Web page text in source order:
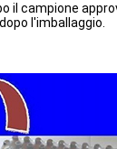
il campione
l'imballaggio.